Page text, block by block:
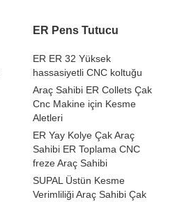
ER Pens Tutucu
ER ER 32 Yüksek
hassasiyetli CNC koltuğu
Araç Sahibi ER Collets Çak
Cnc Makine için Kesme
Aletleri
ER Yay Kolye Çak Araç
Sahibi ER Toplama CNC
freze Araç Sahibi
SUPAL Üstün Kesme
Verimliliği Araç Sahibi Çak